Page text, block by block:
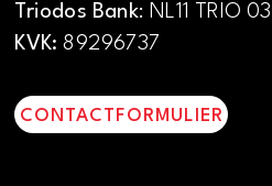
Triodos Bank: NL11 TRIO
KVK: 89296737
CONTACTFORMULIER